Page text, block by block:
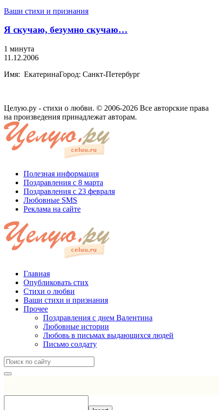
Ваши стихи и признания
Я скучаю, безумно скучаю…
1 минута
11.12.2006
Имя: ЕкатеринаГород: Санкт-Петербург
Целую.ру - стихи о любви. © 2006-2026 Все авторские права
на произведения принадлежат авторам.
Полезная информация
Поздравления с 8 марта
Поздравления с 23 февраля
Любовные SMS
Реклама на сайте
Главная
Опубликовать стих
Стихи о любви
Ваши стихи и признания
Прочее
Поздравления с днем Валентина
Любовные истории
Любовь в письмах выдающихся людей
Письмо солдату